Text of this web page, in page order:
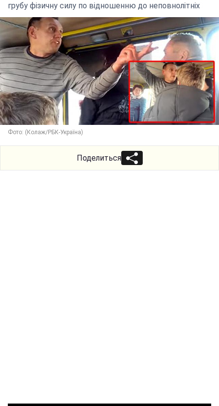
грубу фізичну силу по відношенню до неповнолітніх
Фото: (Колаж/РБК-Україна)
Поделиться